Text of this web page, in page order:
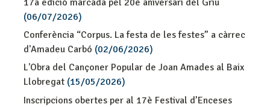
(06/07/2026)
Conferència “Corpus. La festa de les festes” a càrrec
d'Amadeu Carbó (02/06/2026)
L'Obra del Cançoner Popular de Joan Amades al Baix
Llobregat (15/05/2026)
Inscripcions obertes per al 17è Festival d’Enceses